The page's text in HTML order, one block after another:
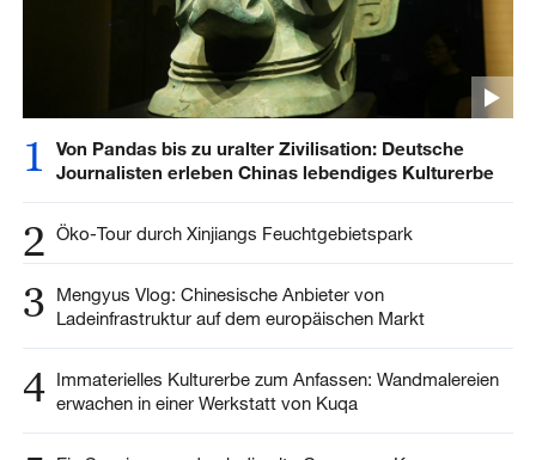
1
Von Pandas bis zu uralter Zivilisation: Deutsche
Journalisten erleben Chinas lebendiges Kulturerbe
2 Öko-Tour durch Xinjiangs Feuchtgebietspark
3
Mengyus Vlog: Chinesische Anbieter von
Ladeinfrastruktur auf dem europäischen Markt
4 Immaterielles Kulturerbe zum Anfassen: Wandmalereien
erwachen in einer Werkstatt von Kuqa